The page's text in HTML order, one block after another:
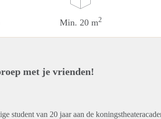
Min. 20 m2
met je vrienden!
student van 20 jaar aan de